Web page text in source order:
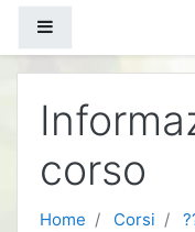
corso
Home Corsi